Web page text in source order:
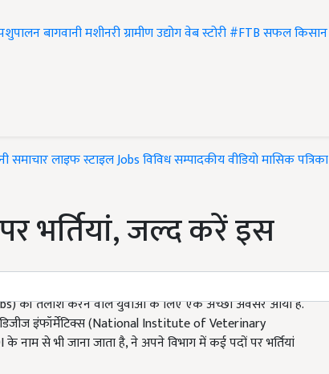
बागवानीमशीनरीग्रामीण उद्योगवेब स्टोरी#FTBसफल किसान
समाचारलाइफ स्टाइलJobsविविधसम्पादकीयवीडियोमासिक पत्रिका
भर्तियां, जल्द करें इस
की तलाश करने वालें युवाओं के लिए एक अच्छा अवसर आया है.
इंफॉर्मेटिक्स (National Institute of Veterinary
से भी जाना जाता है, ने अपने विभाग में कई पदों पर भर्तियां